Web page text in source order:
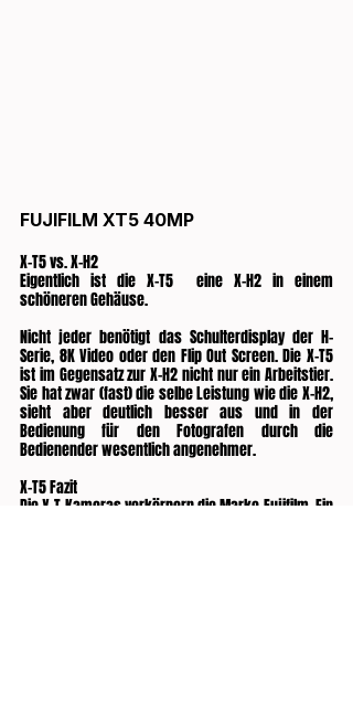
FUJIFILM XT5 40MP
X-T5 vs. X-H2
Eigentlich ist die X-T5  eine X-H2 in einem
schöneren Gehäuse.
Nicht jeder benötigt das Schulterdisplay der H-
Serie, 8K Video oder den Flip Out Screen. Die X-T5
ist im Gegensatz zur X-H2 nicht nur ein Arbeitstier.
Sie hat zwar (fast) die selbe Leistung wie die X-H2,
sieht aber deutlich besser aus und in der
Bedienung für den Fotografen durch die
Bedienender wesentlich angenehmer.
X-T5 Fazit
Die X-T Kameras verkörpern die Marke Fujifilm. Ein